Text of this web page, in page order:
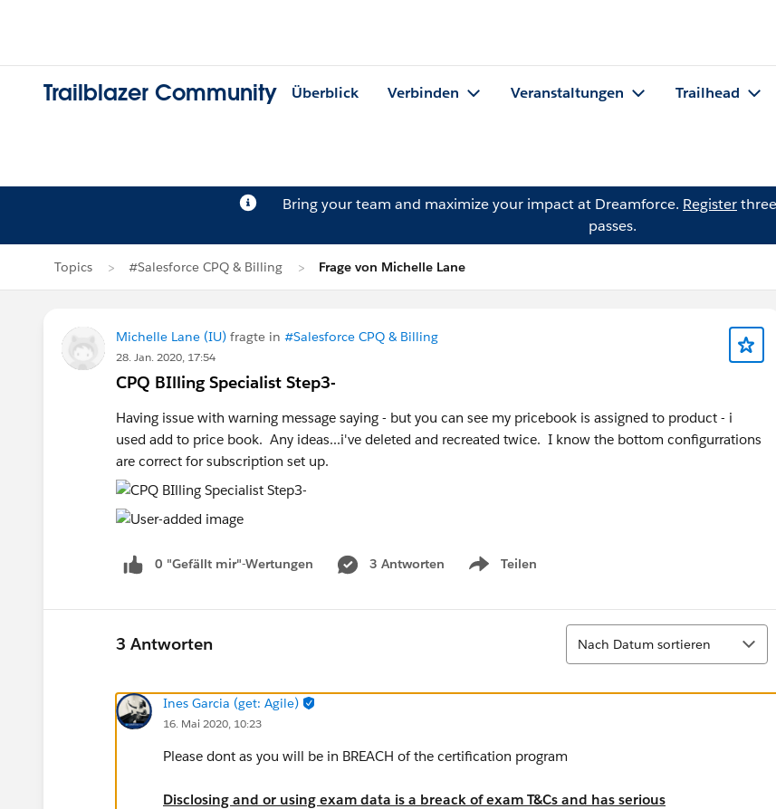
Trailblazer Community Überblick Verbinden Veranstaltungen Trailhead
Bring your team and maximize your impact at Dreamforce. Register
passes.
Topics #Salesforce CPQ & Billing Frage von Michelle Lane
Michelle Lane (IU) fragte in #Salesforce CPQ & Billing
28. Jan. 2020, 17:54
CPQ BIlling Specialist Step3-
Having issue with warning message saying - but you can see my pricebook is assigned to product - i
used add to price book. Any ideas...i've deleted and recreated twice. I know the bottom configurrations
are correct for subscription set up.
0 "Gefällt mir"-Wertungen 3 Antworten Teilen
Show menu
3 Antworten
Sortieren
Nach Datum sortieren
Ines Garcia (get: Agile)
16. Mai 2020, 10:23
Please dont as you will be in BREACH of the certification program
Disclosing and or using exam data is a breack of exam T&Cs and has serious